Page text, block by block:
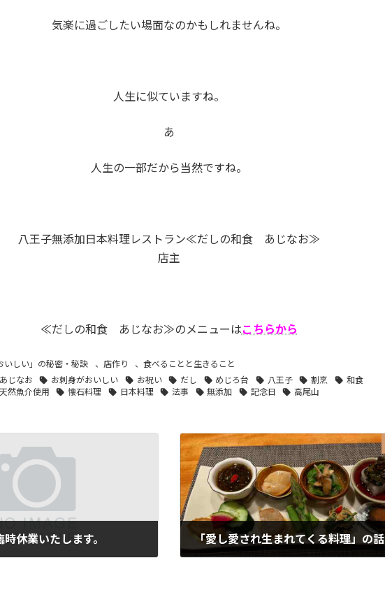
気楽に過ごしたい場面なのかもしれませんね。
人生に似ていますね。
あ
人生の一部だから当然ですね。
八王子無添加日本料理レストラン≪だしの和食 あじなお≫
店主
≪だしの和食 あじなお≫のメニューはこちらから
いしい」の秘密・秘訣 、 店作り 、食べることと生きること
あじなお お刺身がおいしい お祝い だし めじろ台 八王子 割烹
和食
天然魚介使用
懐石料理 日本料理 法事 無添加 記念日 高尾山
休業いたします。 「愛し愛され生まれてくる料理」の話